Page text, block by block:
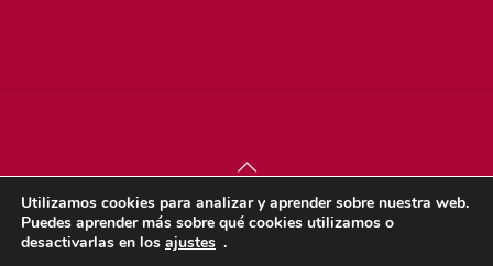
© sjdigital 2022 |Política de privacidad|Aviso legal
Política de cookies
Utilizamos cookies para analizar y aprender sobre nuestra web.
Puedes aprender más sobre qué cookies utilizamos o
desactivarlas en los ajustes .